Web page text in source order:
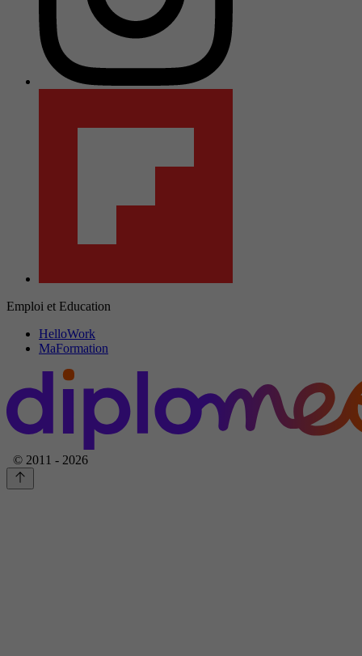
Emploi et Education
HelloWork
MaFormation
© 2011 - 2026